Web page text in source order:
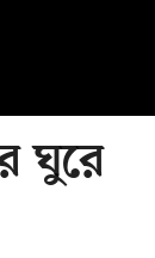
ঘুরে